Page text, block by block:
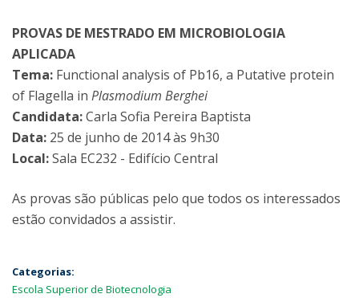
PROVAS DE MESTRADO EM MICROBIOLOGIA
APLICADA
Tema: Functional analysis of Pb16, a Putative protein
of Flagella in Plasmodium Berghei
Candidata:Carla Sofia Pereira Baptista
Data: 25 de junho de 2014 às 9h30
Local:Sala EC232 - Edifício Central
As provas são públicas pelo que todos os interessados
estão convidados a assistir.
Categorias:
Escola Superior de Biotecnologia